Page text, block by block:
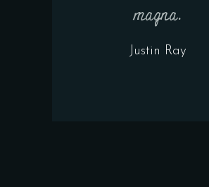
magna.
Justin Ray